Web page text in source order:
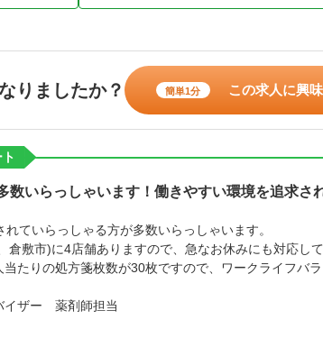
りましたか？ 簡単1分 この求人に興
数いらっしゃいます！働きやすい環境を追求さ
れていらっしゃる方が多数いらっしゃいます。
倉敷市)に4店舗ありますので、急なお休みにも対応して
たりの処方箋枚数が30枚ですので、ワークライフバ
イザー 薬剤師担当